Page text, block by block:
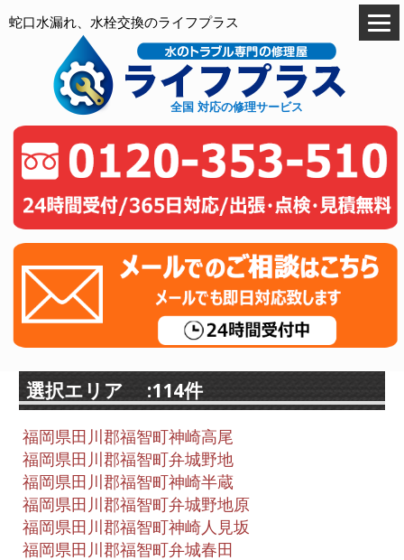
蛇口水漏れ、水栓交換のライフプラス
全国 対応の修理サービス
選択エリア :114件
福岡県田川郡福智町神崎高尾
福岡県田川郡福智町弁城野地
福岡県田川郡福智町神崎半蔵
福岡県田川郡福智町弁城野地原
福岡県田川郡福智町神崎人見坂
福岡県田川郡福智町弁城春田